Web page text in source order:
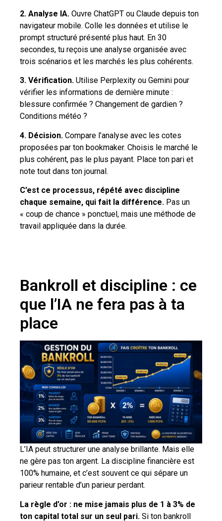
2. Analyse IA. Ouvre ChatGPT ou Claude depuis ton
navigateur mobile. Colle les données et utilise le
prompt structuré présenté plus haut. En 30
secondes, tu reçois une analyse organisée avec
trois scénarios et les marchés les plus cohérents.
3. Vérification. Utilise Perplexity ou Gemini pour
vérifier les informations de dernière minute :
blessure confirmée ? Changement de gardien ?
Conditions météo ?
4. Décision. Compare l’analyse avec les cotes
proposées par ton bookmaker. Choisis le marché le
plus cohérent, pas le plus payant. Place ton pari et
note tout dans ton journal.
C’est ce processus, répété avec discipline
chaque semaine, qui fait la différence. Pas un
« coup de chance » ponctuel, mais une méthode de
travail appliquée dans la durée.
Bankroll et discipline : ce
que l’IA ne fera pas à ta
place
L’IA peut structurer une analyse brillante. Mais elle
ne gère pas ton argent. La discipline financière est
100% humaine, et c’est souvent ce qui sépare un
parieur rentable d’un parieur perdant.
La règle d’or : ne mise jamais plus de 1 à 3% de
ton capital total sur un seul pari. Si ton bankroll